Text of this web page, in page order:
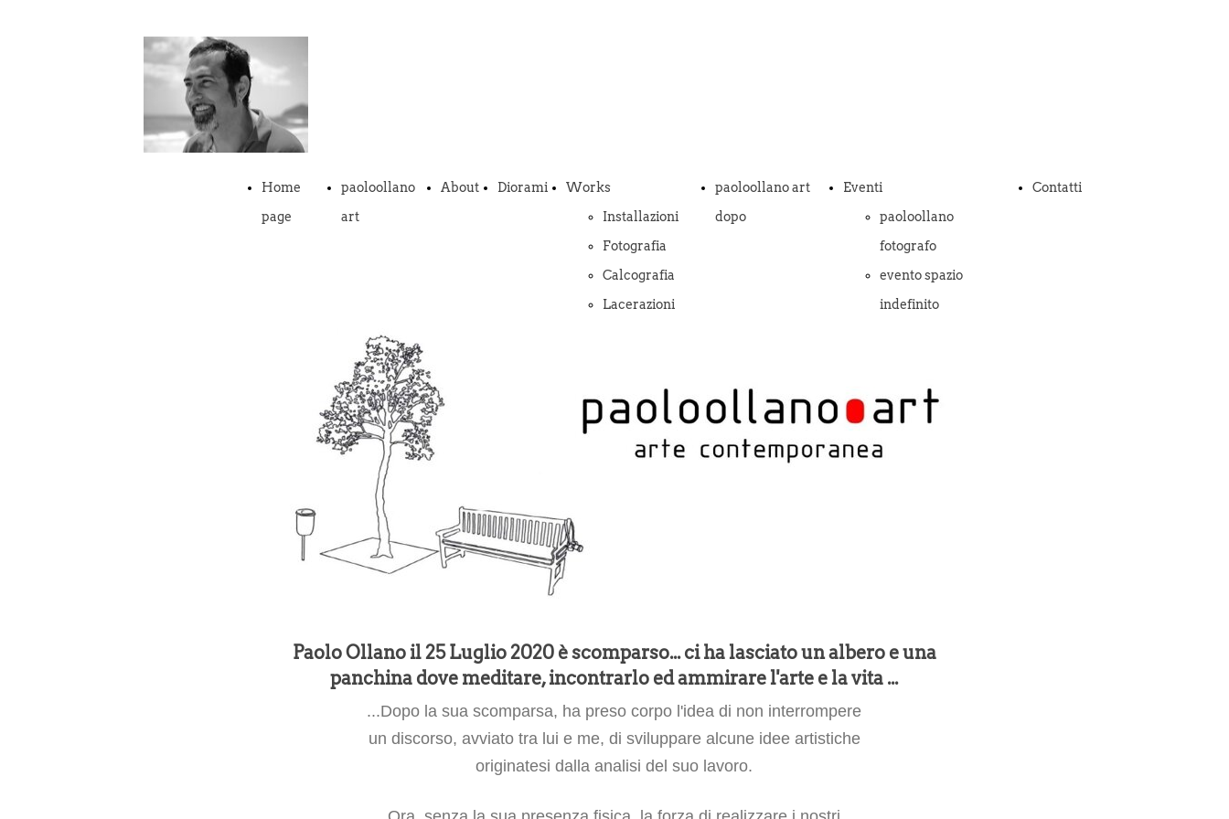
Home
page
paoloollano
art
About Diorami
Works
Installazioni
Fotografia
Calcografia
Lacerazioni
paoloollano art
dopo
Eventi
paoloollano
fotografo
evento spazio
indefinito
Contatti
Paolo Ollano il 25 Luglio 2020 è scomparso... ci ha lasciato un albero e una
panchina dove meditare, incontrarlo ed ammirare l'arte e la vita ...
...Dopo la sua scomparsa, ha preso corpo l'idea di non interrompere
un discorso, avviato tra lui e me, di sviluppare alcune idee artistiche
originatesi dalla analisi del suo lavoro.